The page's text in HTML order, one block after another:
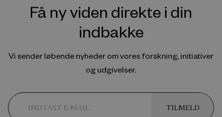
Få ny viden direkte i din
indbakke
Vi sender løbende nyheder om vores forskning, initiativer
og udgivelser.
TILMELD